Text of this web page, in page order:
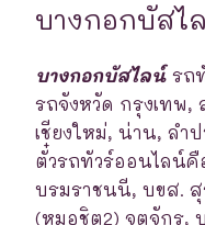
บางกอกบัสไ
บางกอกบัสไลน์ รถ
รถจังหวัด กรุงเทพ,
เชียงใหม่, น่าน, ลำ
ตั๋วรถทัวร์ออนไลน์
บรมราชนนี, บขส.
(หมอชิต2) จตุจักร,